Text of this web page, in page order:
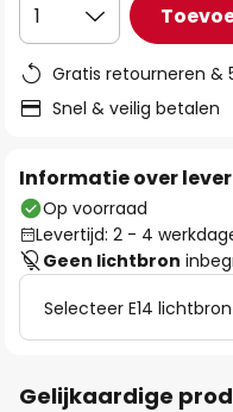
1
Gratis retourneren &
Snel & veilig betalen
Informatie over
Op voorraad
Levertijd: 2 - 4
Geen lichtbron
Selecteer E14 lichtbron
Gelijkaardige